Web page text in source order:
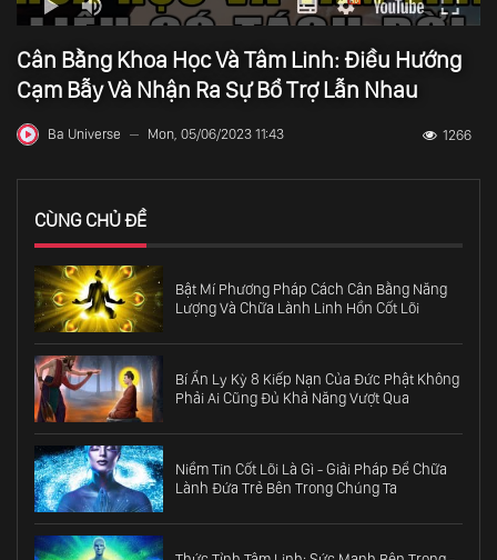
Cân Bằng Khoa Học Và Tâm Linh: Điều Hướng
Cạm Bẫy Và Nhận Ra Sự Bổ Trợ Lẫn Nhau
Ba Universe — Mon, 05/06/2023 11:43 1266
CÙNG CHỦ ĐỀ
Bật Mí Phương Pháp Cách Cân Bằng Năng
Lượng Và Chữa Lành Linh Hồn Cốt Lõi
Bí Ẩn Ly Kỳ 8 Kiếp Nạn Của Đức Phật Không
Phải Ai Cũng Đủ Khả Năng Vượt Qua
Niềm Tin Cốt Lõi Là Gì - Giải Pháp Để Chữa
Lành Đứa Trẻ Bên Trong Chúng Ta